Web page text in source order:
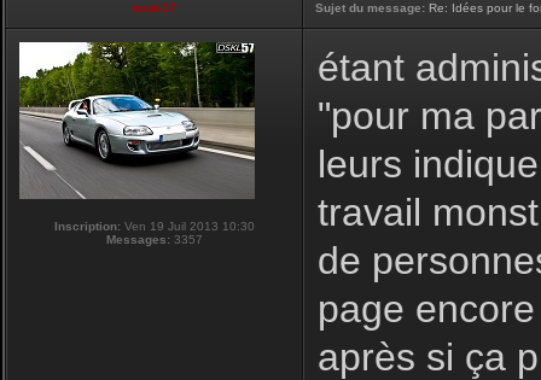
touti-17 Sujet du message: Re: Idées pour le
Inscription: Ven 19 Juil 2013 10:30
Messages: 3357
étant
"pour ma
leurs
travail
de
page
après si ça